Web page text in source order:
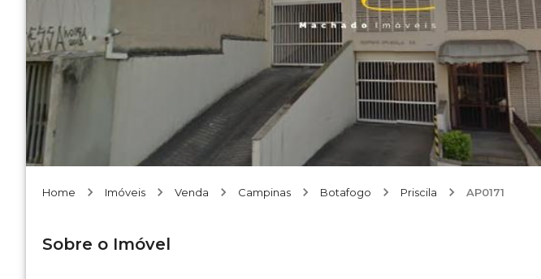
Home Imóveis Venda Campinas Botafogo Priscila AP0171
Sobre o Imóvel